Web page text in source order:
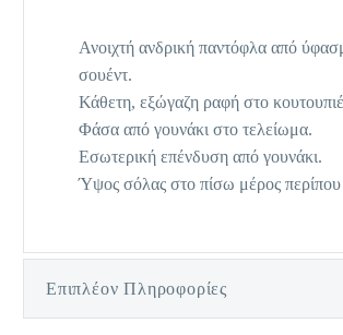
Ανοιχτή ανδρική παντόφλα από
σουέντ.
Κάθετη, εξώγαζη ραφή στο
Φάσα από γουνάκι στο τελείωμα.
Εσωτερική επένδυση από γουνάκι.
Ύψος σόλας στο πίσω μέρος
Επιπλέον Πληροφορίες